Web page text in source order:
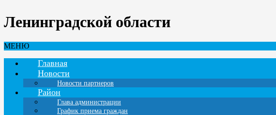
Ленинградской области
МЕНЮ
Главная
Новости
Новости партнеров
Район
Глава администрации
График приема граждан